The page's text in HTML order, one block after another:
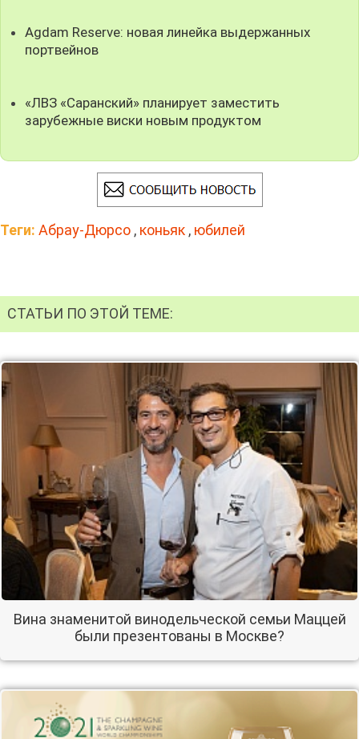
Agdam Reserve: новая линейка выдержанных
портвейнов
«ЛВЗ «Саранский» планирует заместить
зарубежные виски новым продуктом
Теги: Абрау-Дюрсо , коньяк , юбилей
СТАТЬИ ПО ЭТОЙ ТЕМЕ:
Вина знаменитой винодельческой семьи Маццей
были презентованы в Москве?